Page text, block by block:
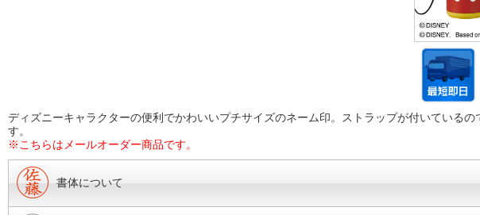
ディズニーキャラクターの便利でかわいいプチサイズのネーム印。ストラップが付いている
す。
※こちらはメールオーダー商品です。
書体について